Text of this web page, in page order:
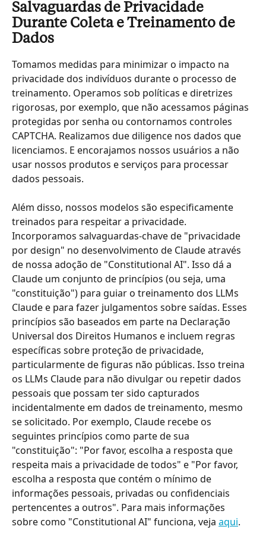
Salvaguardas de Privacidade
Durante Coleta e Treinamento de
Dados
Tomamos medidas para minimizar o impacto na
privacidade dos indivíduos durante o processo de
treinamento. Operamos sob políticas e diretrizes
rigorosas, por exemplo, que não acessamos páginas
protegidas por senha ou contornamos controles
CAPTCHA. Realizamos due diligence nos dados que
licenciamos. E encorajamos nossos usuários a não
usar nossos produtos e serviços para processar
dados pessoais.
Além disso, nossos modelos são especificamente
treinados para respeitar a privacidade.
Incorporamos salvaguardas-chave de "privacidade
por design" no desenvolvimento de Claude através
de nossa adoção de "Constitutional AI". Isso dá a
Claude um conjunto de princípios (ou seja, uma
"constituição") para guiar o treinamento dos LLMs
Claude e para fazer julgamentos sobre saídas. Esses
princípios são baseados em parte na Declaração
Universal dos Direitos Humanos e incluem regras
específicas sobre proteção de privacidade,
particularmente de figuras não públicas. Isso treina
os LLMs Claude para não divulgar ou repetir dados
pessoais que possam ter sido capturados
incidentalmente em dados de treinamento, mesmo
se solicitado. Por exemplo, Claude recebe os
seguintes princípios como parte de sua
"constituição": "Por favor, escolha a resposta que
respeita mais a privacidade de todos" e "Por favor,
escolha a resposta que contém o mínimo de
informações pessoais, privadas ou confidenciais
pertencentes a outros". Para mais informações
sobre como "Constitutional AI" funciona, veja aqui.